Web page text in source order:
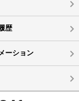
歴
ーション